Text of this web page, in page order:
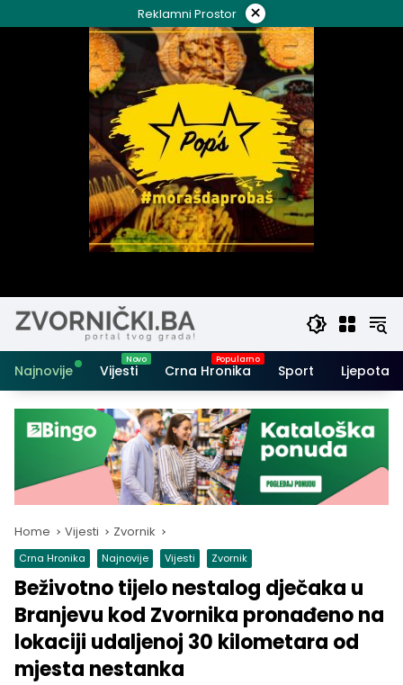
to
Reklamni Prostor ×
Najnovije Vijesti Crna Hronika Sport Ljepota i
Home Vijesti Zvornik
Crna Hronika Najnovije Vijesti Zvornik
Beživotno tijelo nestalog dječaka u
Branjevu kod Zvornika pronađeno na
lokaciji udaljenoj 30 kilometara od
mjesta nestanka